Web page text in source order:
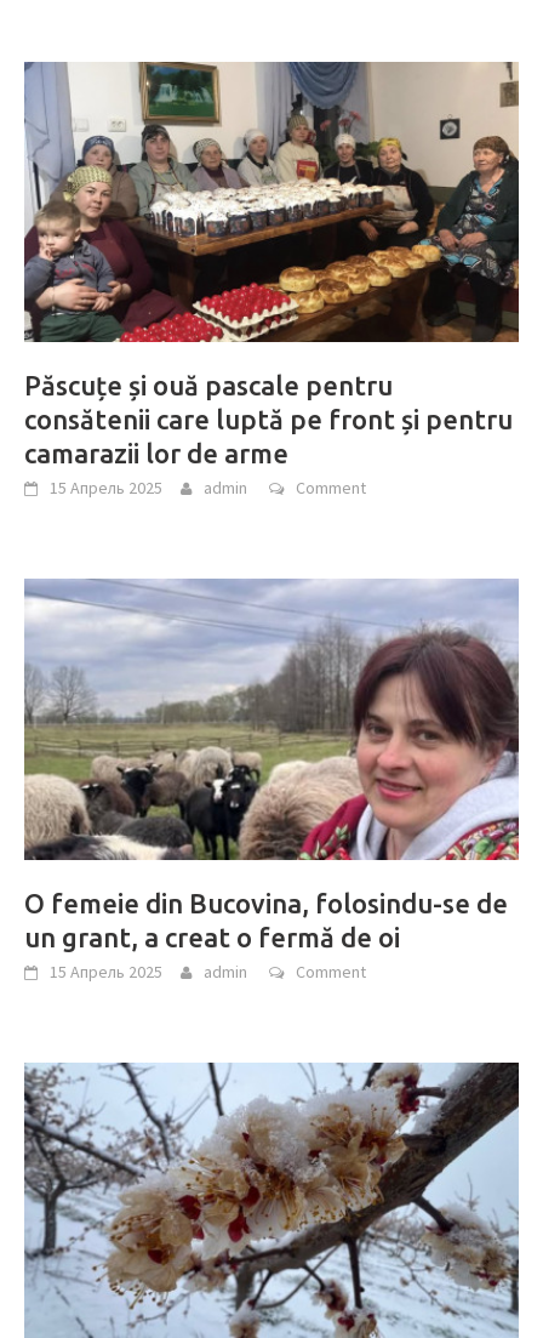
Păscuțe și ouă pascale pentru
consătenii care luptă pe front și pentru
camarazii lor de arme
15 Апрель 2025 admin Comment
O femeie din Bucovina, folosindu-se de
un grant, a creat o fermă de oi
15 Апрель 2025 admin Comment